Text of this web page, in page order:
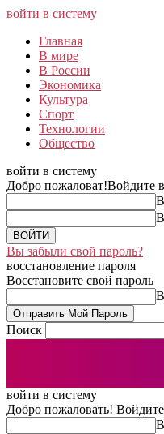
войти в систему
Главная
В мире
В России
Экономика
Культура
Спорт
Технологии
Общество
войти в систему
Добро пожаловат!Войдите
Вы забыли свой пароль?
восстановление пароля
Восстановите свой пароль
Поиск
войти в систему
Добро пожаловать!